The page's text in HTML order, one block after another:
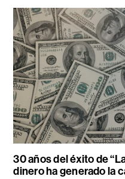
30 años del éxito de
dinero ha generado la